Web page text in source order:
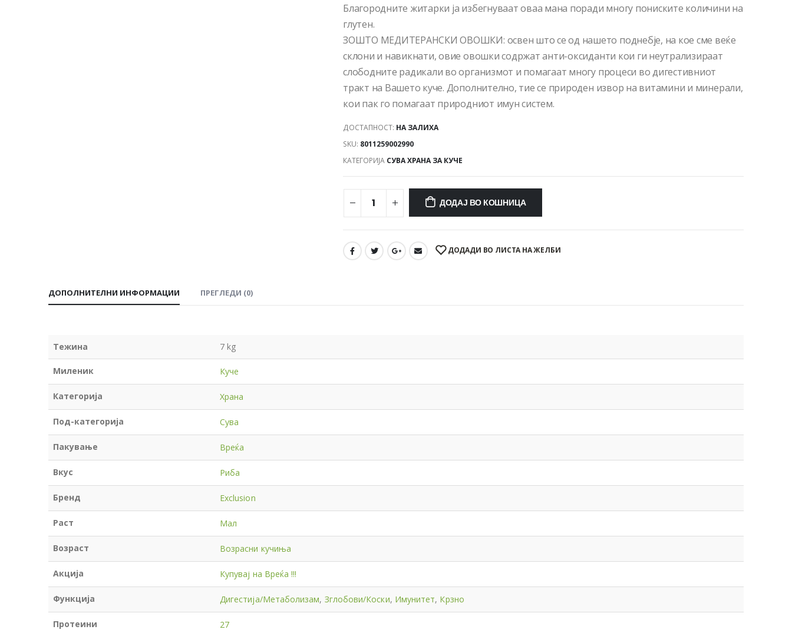
Благородните житарки ја избегнуваат оваа мана поради многу пониските количини на
глутен.
ЗОШТО МЕДИТЕРАНСКИ ОВОШКИ: освен што се од нашето поднебје, на кое сме веќе
склони и навикнати, овие овошки содржат анти-оксиданти кои ги неутрализираат
слободните радикали во организмот и помагаат многу процеси во дигестивниот
тракт на Вашето куче. Дополнително, тие се природен извор на витамини и минерали,
кои пак го помагаат природниот имун систем.
ДОСТАПНОСТ: НА ЗАЛИХА
SKU: 8011259002990
КАТЕГОРИЈА СУВА ХРАНА ЗА КУЧЕ
ДОДАЈ ВО КОШНИЦА
ДОДАДИ ВО ЛИСТА НА ЖЕЛБИ
ДОПОЛНИТЕЛНИ ИНФОРМАЦИИ ПРЕГЛЕДИ (0)
Тежина 7 kg
Миленик Куче
Категорија Храна
Под-категорија Сува
Пакување Вреќа
Вкус Риба
Бренд Exclusion
Раст Мал
Возраст Возрасни кучиња
Акција Купувај на Вреќа !!!
Функција Дигестија/Метаболизам, Зглобови/Коски, Имунитет, Крзно
Протеини 27